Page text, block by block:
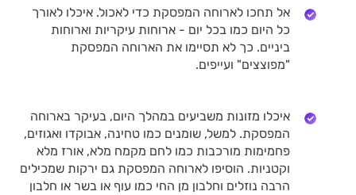
אל תחכו לארוחה המפסקת כדי לאכול. איכלו לאורך
כל היום כמו בכל יום - ארוחות עיקריות וארוחות
ביניים. כך לא תסיימו את הארוחה המפסקת
"מפוצצים" ועייפים.
איכלו מזונות משביעים במהלך היום, בעיקר בארוחה
המפסקת. למשל, שומנים כמו טחינה, אבוקדו ואגוזים,
פחמימות מורכבות כמו לחם מקמח מלא, אורז מלא
וקטניות. הוסיפו לארוחה המפסקת גם ירקות שמכילים
הרבה נוזלים וחלבון מן החי כמו עוף או בשר או חלבון